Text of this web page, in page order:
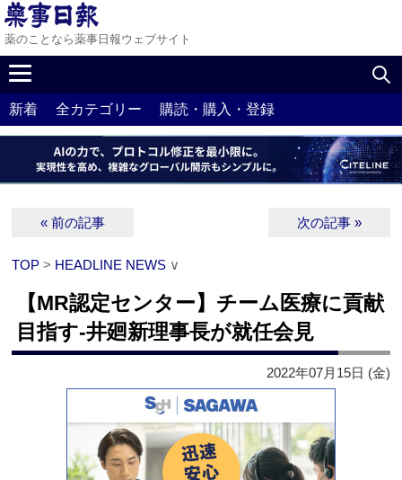
薬のことなら薬事日報ウェブサイト
新着 全カテゴリー 購読・購入・登録
« 前の記事 次の記事 »
TOP > HEADLINE NEWS ∨
【MR認定センター】チーム医療に貢献
目指す‐井廻新理事長が就任会見
2022年07月15日 (金)